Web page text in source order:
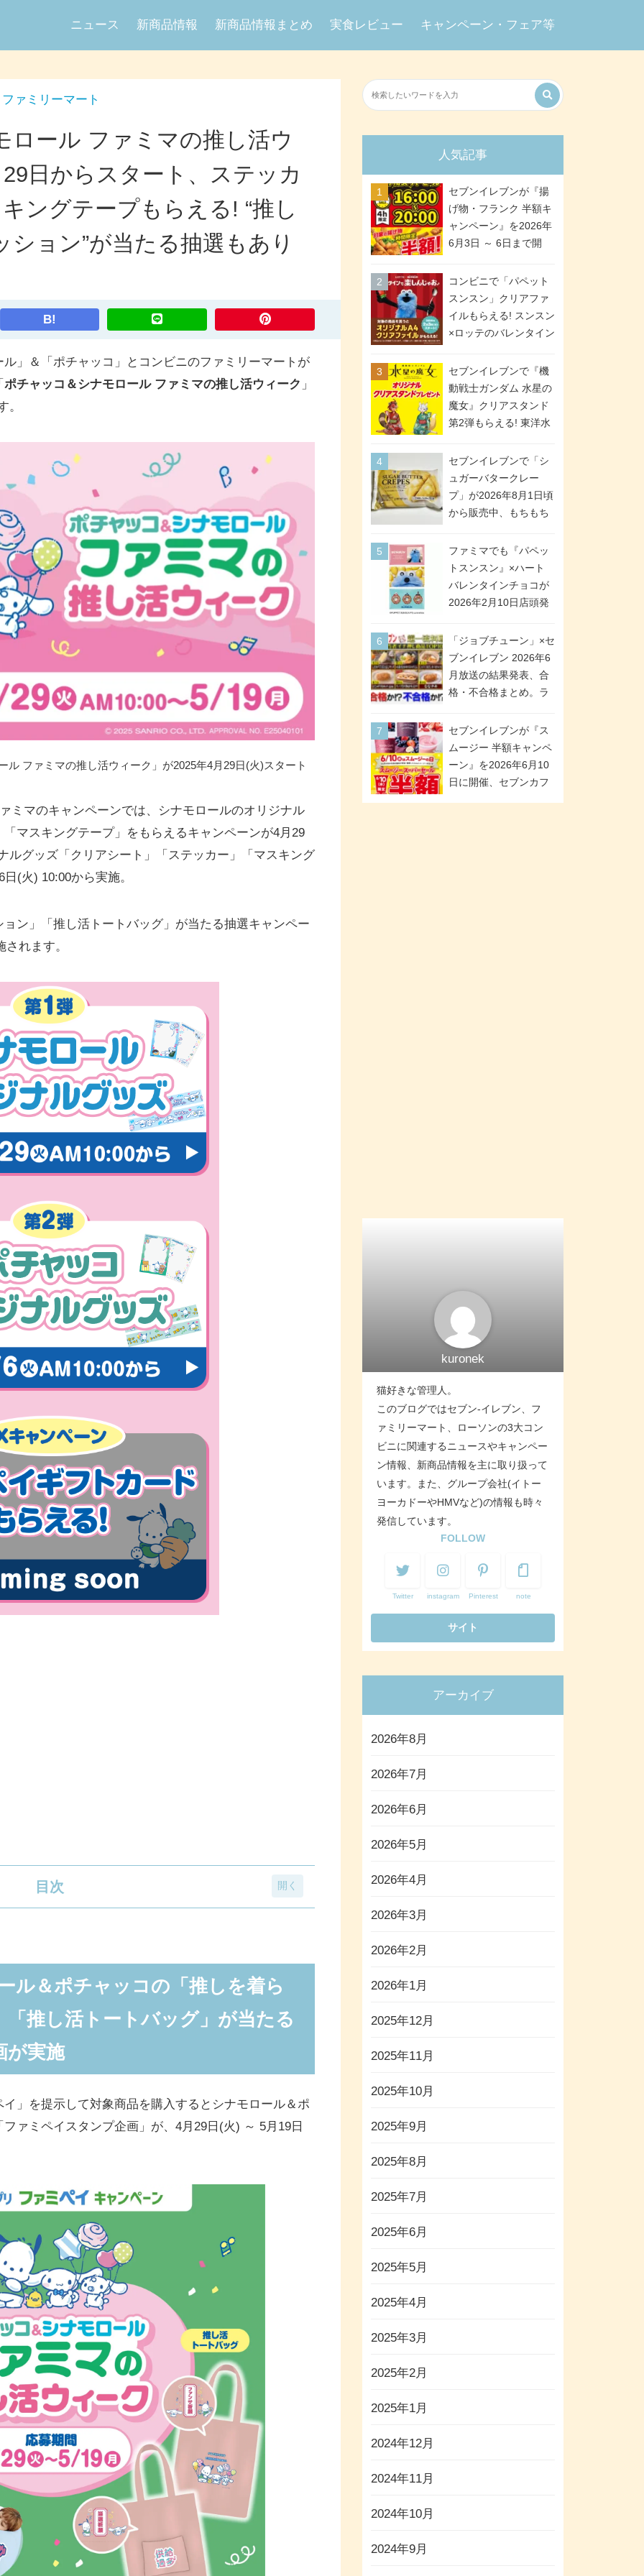
ニュース 新商品情報 新商品情報まとめ 実食レビュー キャンペーン・フェア等
ファミリーマート
ロール ファミマの推し活ウ
日からスタート、ステッカ
ングテープもらえる! “推し
ョン”が当たる抽選もあり
B!
」＆「ポチャッコ」とコンビニのファミリーマートが
ポチャッコ＆シナモロール ファミマの推し活ウィーク 」
。
ファミマの推し活ウィーク」が2025年4月29日(火)スタート
ミマのキャンペーンでは、シナモロールのオリジナル
マスキングテープ」をもらえるキャンペーンが4月29
ルグッズ「クリアシート」「ステッカー」「マスキング
(火) 10:00から実施。
ン」「推し活トートバッグ」が当たる抽選キャンペー
れます。
目次
「シナモロール オリジナルグッズ」プレゼント
ッカー」(全2種)
プ」(全1種)
ポチャッコ オリジナルグッズ」プレゼント
ッカー」(全2種)
」(全1種)
各アイテム使用イメージ
旧Twitter)キャンペーンも実施
ル＆ポチャッコの「推しを着ら
推し活トートバッグ」が当たる
が実施
」を提示して対象商品を購入するとシナモロール＆ポ
ァミペイスタンプ企画」が、4月29日(火) ～ 5月19日
人気記事
セブンイレブンが『揚
げ物・フランク 半額キ
ャンペーン』を2026年
6月3日 ～ 6日まで開
などが「揚げ物スーパ
ーセール」でお得に! 各
日16:00 ～ 20:00の4時
間限定で実施。ななチ
メリカンドッグが税抜
き69円!
コンビニで「パペット
スンスン」クリアファ
イルもらえる! スンスン
×ロッテのバレンタイン
スタート。セブン、フ
ァミマ、ローソンの3社
で異なるデザイン＆対
象商品
セブンイレブンで『機
動戦士ガンダム 水星の
魔女』クリアスタンド
第2弾もらえる! 東洋水
ペーンが2026年5月26
日スタート。浴衣＆た
ぬき・キツネ姿のスレ
ッタ / ミオリネ / グエ
号・5号) / シャディク
ドになって登場!
セブンイレブンで「シ
ュガーバタークレー
プ」が2026年8月1日頃
から販売中、もちもち
シュガー＆バターをレ
ンジアップで手軽に楽
しめる冷凍食品。2個入
り
ファミマでも『パペッ
トスンスン』×ハート
バレンタインチョコが
2026年2月10日店頭発
チョコ」「チョコ缶」
「ツインギフト」が登
場
「ジョブチューン」×セ
ブンイレブン 2026年6
月放送の結果発表、合
格・不合格まとめ。ラ
合格「金のハンバー
グ」。満場一致合格数
は6商品、合格数は2商
品。TVerでの見逃し配
セブンイレブンが『ス
ムージー 半額キャンペ
ーン』を2026年6月10
日に開催、セブンカフ
kuronek
猫好きな管理人。
このブログではセブン-イレブン、フ
ァミリーマート、ローソンの3大コン
ビニに関連するニュースやキャンペー
ン情報、新商品情報を主に取り扱って
います。また、グループ会社(イトー
ヨーカドーやHMVなど)の情報も時々
発信しています。
FOLLOW
Twitter instagram Pinterest note
アーカイブ
2026年8月
2026年7月
2026年6月
2026年5月
2026年4月
2026年3月
2026年2月
2026年1月
2025年12月
2025年11月
2025年10月
2025年9月
2025年8月
2025年7月
2025年6月
2025年5月
2025年4月
2025年3月
2025年2月
2025年1月
2024年12月
2024年11月
2024年10月
2024年9月